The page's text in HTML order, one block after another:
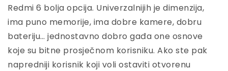
Redmi 6 bolja opcija. Univerzalnijih je dimenzija,
ima puno memorije, ima dobre kamere, dobru
bateriju… jednostavno dobro gađa one osnove
koje su bitne prosječnom korisniku. Ako ste pak
napredniji korisnik koji voli ostaviti otvorenu